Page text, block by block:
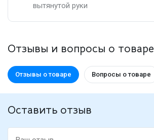
вытянутой руки
Отзывы и вопросы о товаре
Отзывы о товаре Вопросы о товаре
Оставить отзыв